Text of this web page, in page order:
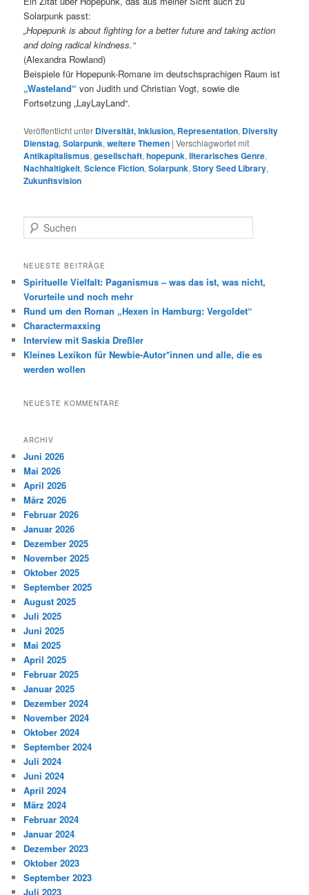
Solarpunk passt:
„Hopepunk is about fighting for a better future and taking action
and doing radical kindness.“
(Alexandra Rowland)
Beispiele für Hopepunk-Romane im deutschsprachigen Raum ist
„Wasteland“ von Judith und Christian Vogt, sowie die
Fortsetzung „LayLayLand“.
Veröffentlicht unter Diversität, Inklusion, Representation, Diversity
Dienstag,Solarpunk,weitere Themen |Verschlagwortet mit
Antikapitalismus,gesellschaft,hopepunk,literarisches Genre,
Nachhaltigkeit,Science Fiction,Solarpunk,Story Seed Library,
Zukunftsvision
u
h
n
NEUESTE BEITRÄGE
Spirituelle Vielfalt: Paganismus – was das ist, was nicht,
Vorurteile und noch mehr
Rund um den Roman „Hexen in Hamburg: Vergoldet“
Charactermaxxing
Interview mit Saskia Dreßler
Kleines Lexikon für Newbie-Autor*innen und alle, die es
werden wollen
NEUESTE KOMMENTARE
ARCHIV
Juni 2026
Mai 2026
April 2026
März 2026
Februar 2026
Januar 2026
Dezember 2025
November 2025
Oktober 2025
September 2025
August 2025
Juli 2025
Juni 2025
Mai 2025
April 2025
Februar 2025
Januar 2025
Dezember 2024
November 2024
Oktober 2024
September 2024
Juli 2024
Juni 2024
April 2024
März 2024
Februar 2024
Januar 2024
Dezember 2023
Oktober 2023
September 2023
Juli 2023